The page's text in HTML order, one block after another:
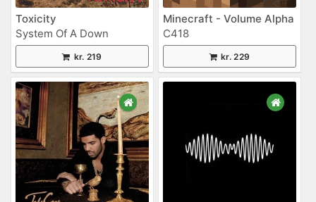
Toxicity
System Of A Down
kr. 219
Minecraft - Volume Alpha
C418
kr. 229